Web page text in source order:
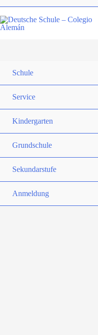
Schule
Service
Kindergarten
Grundschule
Sekundarstufe
Anmeldung